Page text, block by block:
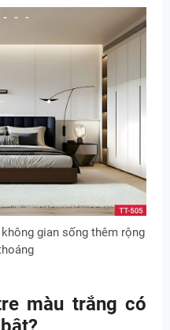
gian sống thêm rộng
màu trắng có